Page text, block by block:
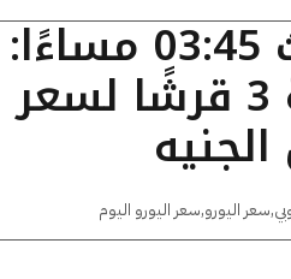
تحديث
بقيمة 3 قرشًا
,سعر اليورو,سعر اليورو اليوم